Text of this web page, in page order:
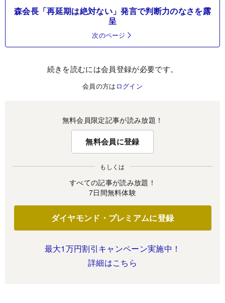
森会長「再延期は絶対ない」発言で判断力のなさを露
呈
次のページ
続きを読むには会員登録が必要です。
会員の方は ログイン
無料会員限定記事が読み放題！
無料会員に登録
もしくは
すべての記事が読み放題！
7日間無料体験
ダイヤモンド・プレミアムに登録
最大1万円割引キャンペーン実施中！
詳細はこちら